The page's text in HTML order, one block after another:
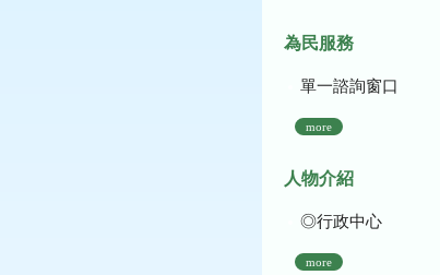
為民服務
單一諮詢窗口
more
人物介紹
◎行政中心
more